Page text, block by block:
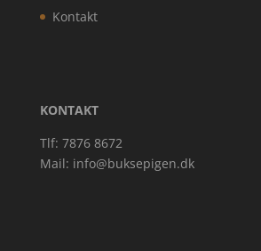
Kontakt
KONTAKT
Tlf: 7876 8672
Mail: info@buksepigen.dk